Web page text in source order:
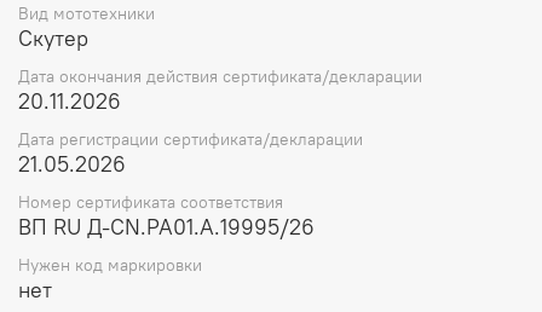
Вид мототехники
Скутер
Дата окончания действия сертификата/декларации
20.11.2026
Дата регистрации сертификата/декларации
21.05.2026
Номер сертификата соответствия
ВП RU Д-CN.РА01.А.19995/26
Нужен код маркировки
нет